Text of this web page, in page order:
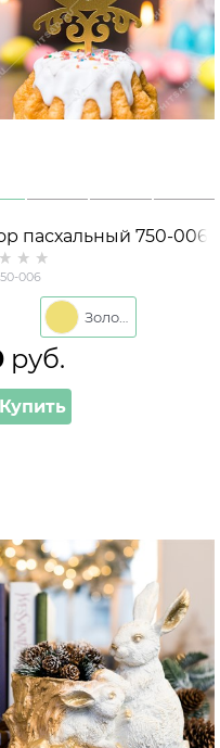
пасхальный 750-006
006
Золото
руб.
Купить